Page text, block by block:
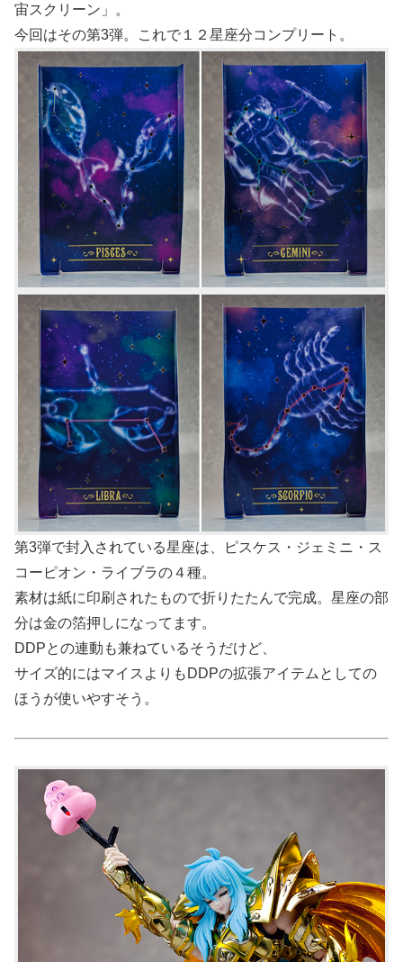
宙スクリーン」。
今回はその第3弾。これで１２星座分コンプリート。
第3弾で封入されている星座は、ピスケス・ジェミニ・ス
コーピオン・ライブラの４種。
素材は紙に印刷されたもので折りたたんで完成。星座の部
分は金の箔押しになってます。
DDPとの連動も兼ねているそうだけど、
サイズ的にはマイスよりもDDPの拡張アイテムとしての
ほうが使いやすそう。